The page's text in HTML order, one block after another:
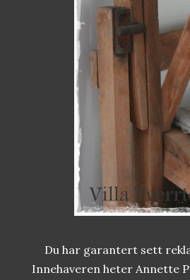
Du har garantert sett
Innehaveren heter Annette